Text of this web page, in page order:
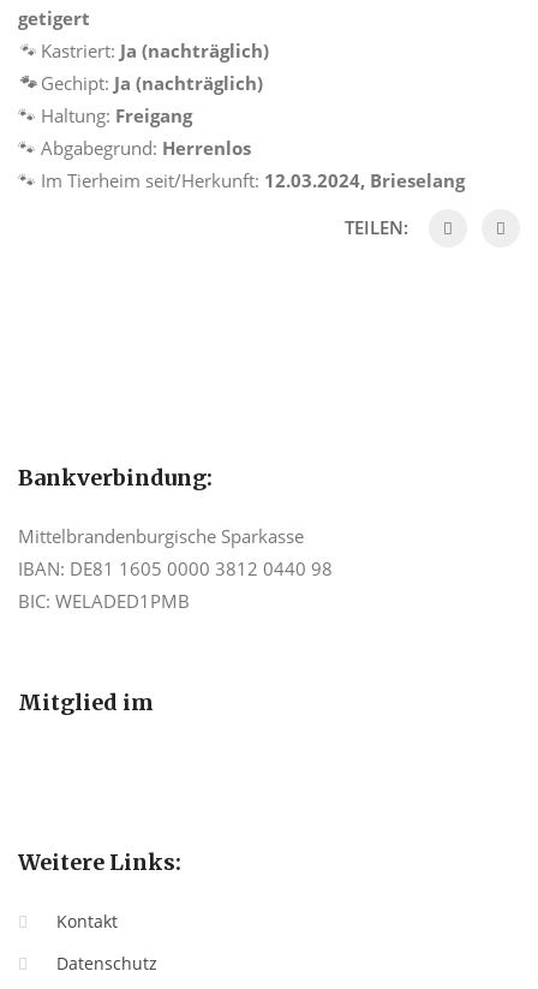
getigert
🐾 Kastriert: Ja (nachträglich)
🐾Gechipt: Ja (nachträglich)
🐾 Haltung: Freigang
🐾 Abgabegrund: Herrenlos
🐾 Im Tierheim seit/Herkunft: 12.03.2024, Brieselang
TEILEN:
Bankverbindung:
Mittelbrandenburgische Sparkasse
IBAN: DE81 1605 0000 3812 0440 98
BIC: WELADED1PMB
Mitglied im
Weitere Links:
Kontakt
Datenschutz